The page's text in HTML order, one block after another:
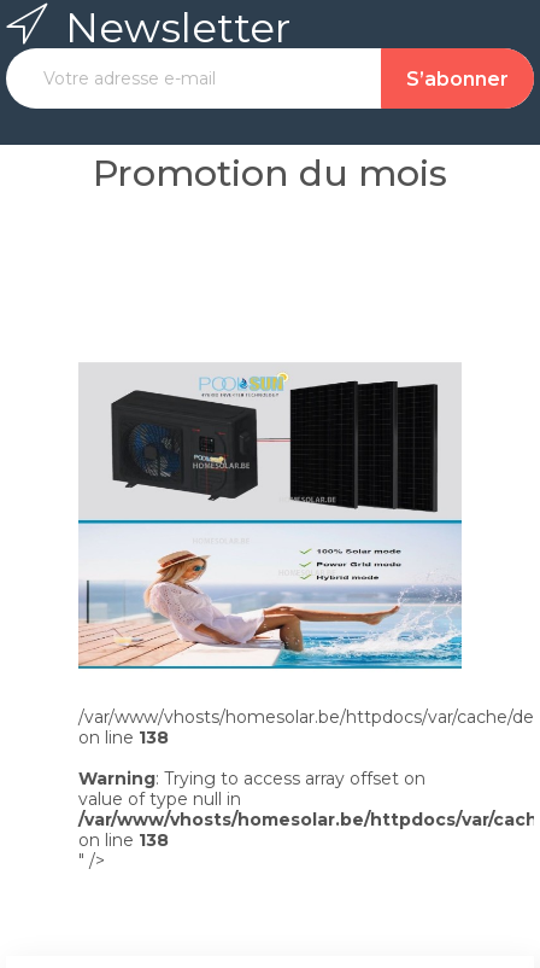
Newsletter
Promotion du mois
/var/www/vhosts/homesolar.be/httpdocs/var/cache/
on line 138
Warning: Trying to access array offset on
value of type null in
/var/www/vhosts/homesolar.be/httpdocs/var/
on line 138
" />